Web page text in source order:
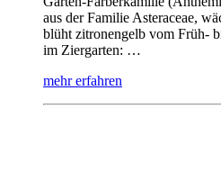
aus der Familie Asteraceae,
blüht zitronengelb vom Früh-
im Ziergarten: …
mehr erfahren